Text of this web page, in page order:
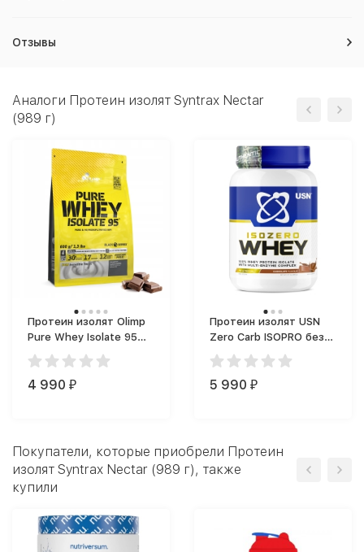
Отзывы
Аналоги Протеин изолят Syntrax Nectar
(989 г)
Протеин изолят Olimp
Pure Whey Isolate 95
(спортпит) (600 г)
4 990 ₽
Протеин изолят USN
Zero Carb ISOPRO без
лактозы (805 г)
5 990 ₽
Покупатели, которые приобрели Протеин
изолят Syntrax Nectar (989 г), также
купили